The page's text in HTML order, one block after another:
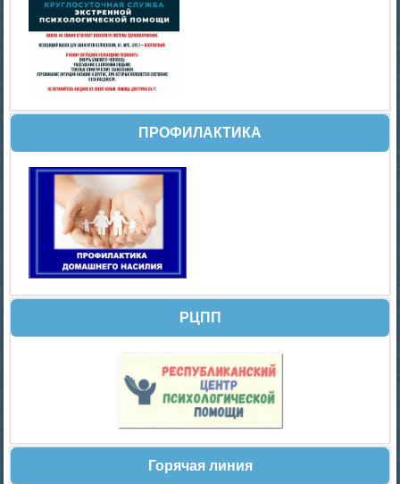
ПРОФИЛАКТИКА
РЦПП
Горячая линия